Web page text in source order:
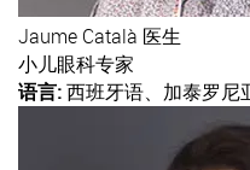
Jaume Català 医生
小儿眼科专家
语言:西班牙语、加泰罗尼